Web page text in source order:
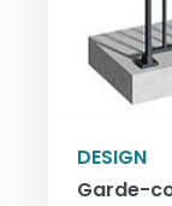
DESIGN
Garde-